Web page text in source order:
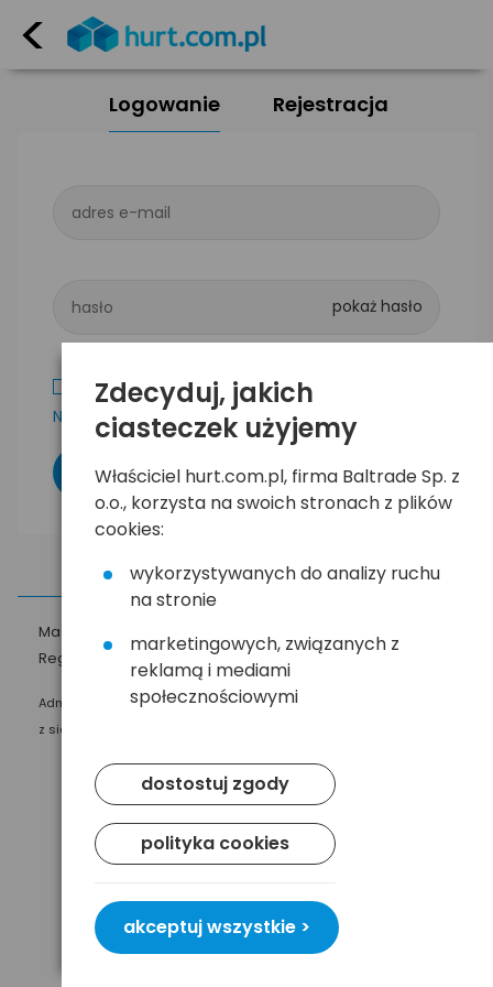
<
Logowanie Rejestracja
adres e-mail
hasło
Zapamiętaj mnie
Nie pamiętam hasła
Masz pytania?
Regulamin
Polityka prywatności
Administratorem Twoich danych osobowych jest Baltrade sp. z o.o.
z siedzibą w Gdańsku przy ul. Geodetów 24, 80-298 Gdańsk.
Zdecyduj, jakich
ciasteczek użyjemy
Właściciel hurt.com.pl, firma Baltrade Sp. z
o.o., korzysta na swoich stronach z plików
cookies:
wykorzystywanych do analizy ruchu
na stronie
marketingowych, związanych z
reklamą i mediami
społecznościowymi
dostostuj zgody
polityka cookies
akceptuj wszystkie >